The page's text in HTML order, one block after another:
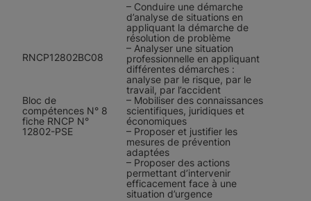
RNCP12802BC08
Bloc de
compétences N° 8
fiche RNCP N°
12802-PSE
– Conduire une démarche
d’analyse de situations en
appliquant la démarche de
résolution de problème
– Analyser une situation
professionnelle en appliquant
différentes démarches :
analyse par le risque, par le
travail, par l’accident
– Mobiliser des connaissances
scientifiques, juridiques et
économiques
– Proposer et justifier les
mesures de prévention
adaptées
– Proposer des actions
permettant d’intervenir
efficacement face à une
situation d’urgence